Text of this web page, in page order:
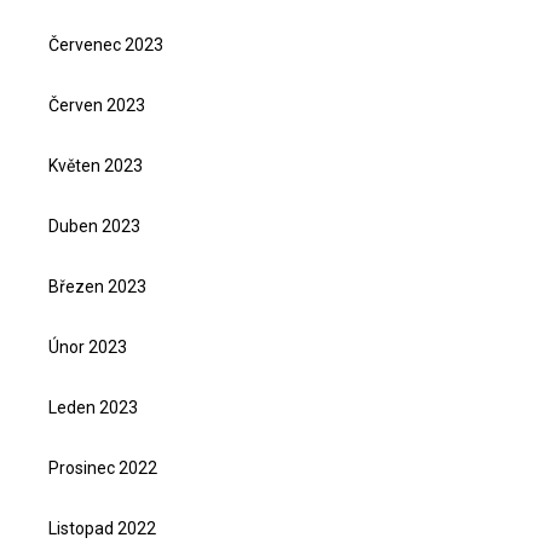
Červenec 2023
Červen 2023
Květen 2023
Duben 2023
Březen 2023
Únor 2023
Leden 2023
Prosinec 2022
Listopad 2022